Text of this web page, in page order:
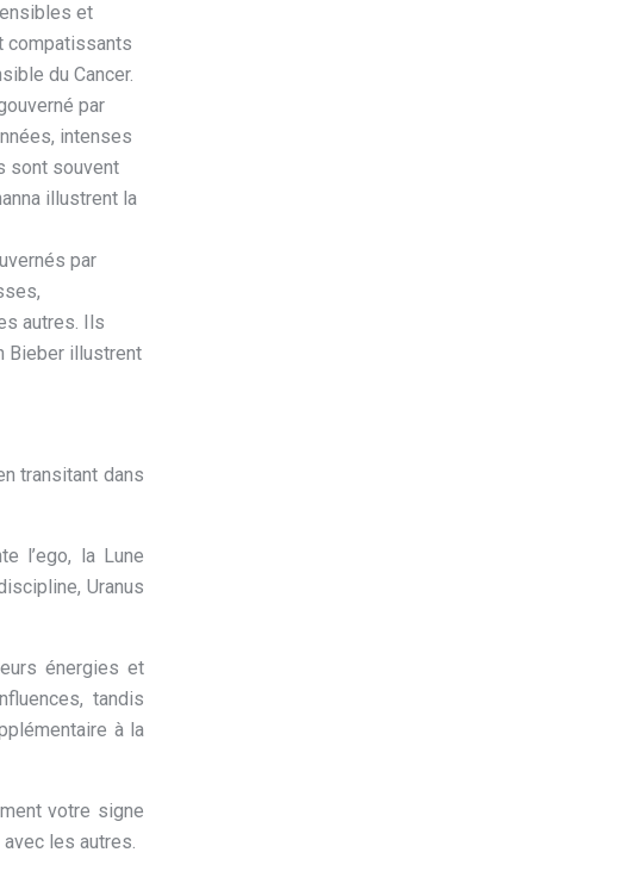
et
compatissants
du Cancer.
par
intenses
sont souvent
illustrent la
par
autres. Ils
Bieber illustrent
transitant dans
l’ego, la Lune
Uranus
énergies et
tandis
à la
votre signe
les autres.